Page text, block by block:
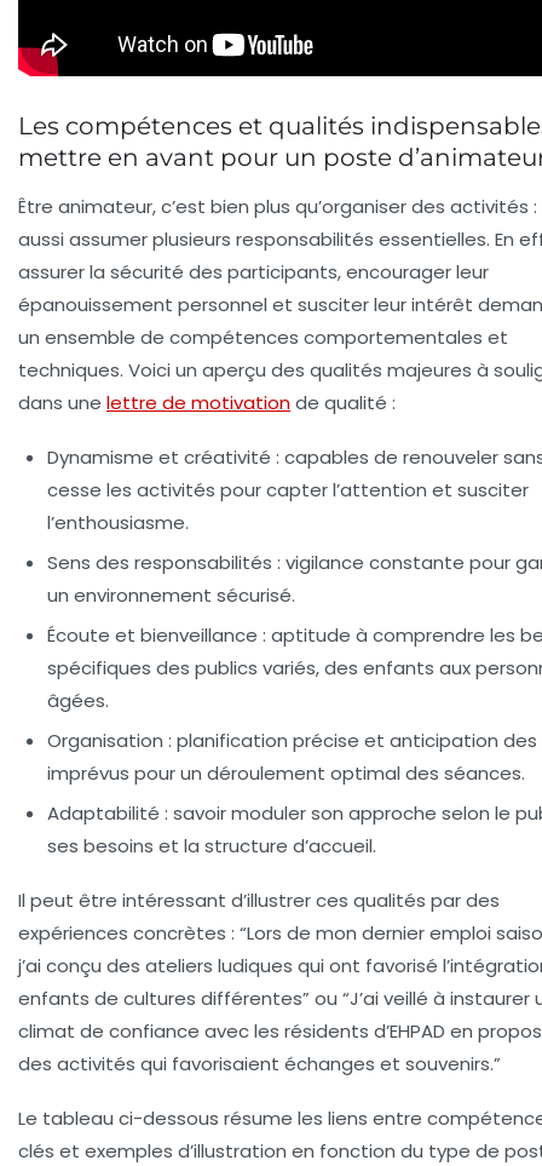
Les compétences et qualités
mettre en avant pour un poste
Être animateur, c’est bien plus qu’organiser des activités :
aussi assumer plusieurs responsabilités essentielles. En
assurer la sécurité des participants, encourager leur
épanouissement personnel et susciter leur intérêt
un ensemble de compétences comportementales et
techniques. Voici un aperçu des qualités majeures à
dans une lettre de motivationde qualité :
Dynamisme et créativité : capables de renouveler
cesse les activités pour capter l’attention et susciter
l’enthousiasme.
Sens des responsabilités : vigilance constante pour
un environnement sécurisé.
Écoute et bienveillance : aptitude à comprendre les
spécifiques des publics variés, des enfants aux
âgées.
Organisation : planification précise et anticipation des
imprévus pour un déroulement optimal des séances.
Adaptabilité : savoir moduler son approche selon le
ses besoins et la structure d’accueil.
Il peut être intéressant d’illustrer ces qualités par des
expériences concrètes : “Lors de mon dernier emploi
j’ai conçu des ateliers ludiques qui ont favorisé
enfants de cultures différentes” ou “J’ai veillé à instaurer
climat de confiance avec les résidents d’EHPAD en
des activités qui favorisaient échanges et souvenirs.”
Le tableau ci-dessous résume les liens entre
clés et exemples d’illustration en fonction du type de